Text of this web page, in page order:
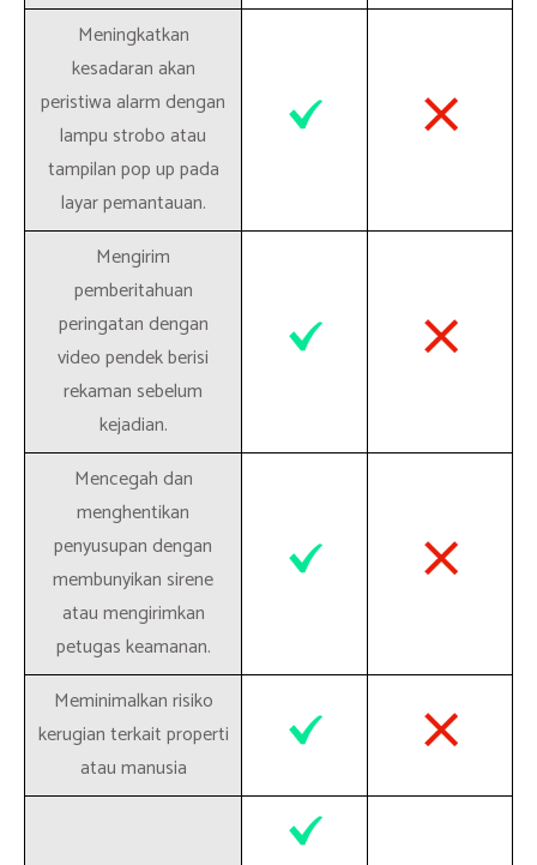
Meningkatkan
kesadaran akan
peristiwa alarm dengan
lampu strobo atau
tampilan pop up pada
layar pemantauan.
Mengirim
pemberitahuan
peringatan dengan
video pendek berisi
rekaman sebelum
kejadian.
Mencegah dan
menghentikan
penyusupan dengan
membunyikan sirene
atau mengirimkan
petugas keamanan.
Meminimalkan risiko
kerugian terkait properti
atau manusia